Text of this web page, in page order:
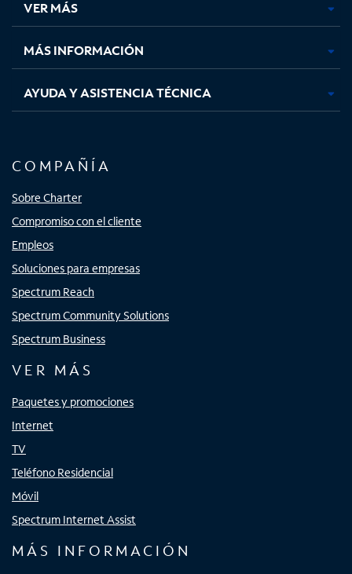
pestaña
nueva
pestaña
nueva
pestaña
nuevanueva
VER MÁS
MÁS INFORMACIÓN
AYUDA Y ASISTENCIA TÉCNICA
COMPAÑÍA
Sobre Charter
Compromiso con el cliente
Empleos
Soluciones para empresas
Spectrum Reach
Spectrum Community Solutions
Spectrum Business
VER MÁS
Paquetes y promociones
Internet
TV
Teléfono Residencial
Móvil
Spectrum Internet Assist
MÁS INFORMACIÓN